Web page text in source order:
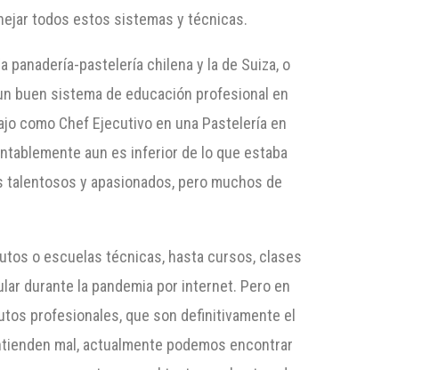
todos estos sistemas y técnicas.
pastelería chilena y la de Suiza, o
buen sistema de educación profesional en
como Chef Ejecutivo en una Pastelería en
aun es inferior de lo que estaba
y apasionados, pero muchos de
o escuelas técnicas, hasta cursos, clases
durante la pandemia por internet. Pero en
profesionales, que son definitivamente el
mal, actualmente podemos encontrar